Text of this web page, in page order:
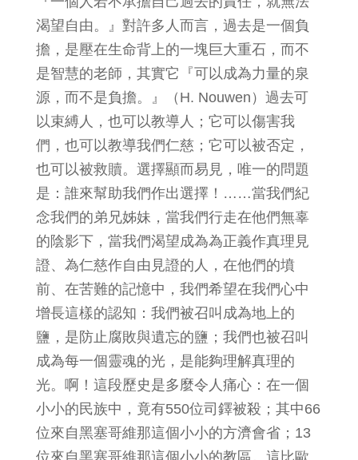
渴望自由。』對許多人而言，過去是一個負
擔，是壓在生命背上的一塊巨大重石，而不
是智慧的老師，其實它『可以成為力量的泉
源，而不是負擔。』（H. Nouwen）過去可
以束縛人，也可以教導人；它可以傷害我
們，也可以教導我們仁慈；它可以被否定，
也可以被救贖。選擇顯而易見，唯一的問題
是：誰來幫助我們作出選擇！……當我們紀
念我們的弟兄姊妹，當我們行走在他們無辜
的陰影下，當我們渴望成為為正義作真理見
證、為仁慈作自由見證的人，在他們的墳
前、在苦難的記憶中，我們希望在我們心中
增長這樣的認知：我們被召叫成為地上的
鹽，是防止腐敗與遺忘的鹽；我們也被召叫
成為每一個靈魂的光，是能夠理解真理的
光。啊！這段歷史是多麼令人痛心：在一個
小小的民族中，竟有550位司鐸被殺；其中66
位來自黑塞哥維那這個小小的方濟會省；13